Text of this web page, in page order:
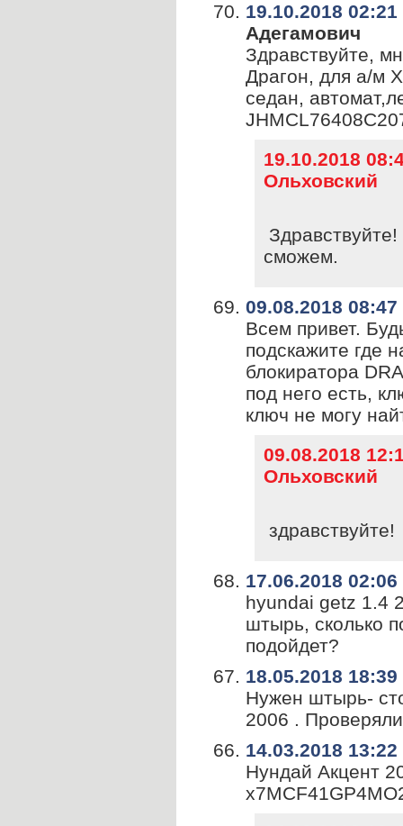
19.10.2018 02:21
Адегамович
Здравствуйте,
Драгон, для а/м
седан,
19.10.2018
Ольховский
сможем.
09.08.2018 08:47
Всем привет.
подскажите где
блокиратора
под него есть,
ключ не могу
09.08.2018
Ольховский
17.06.2018 02:06
hyundai getz 1.4
штырь, сколько
подойдет?
18.05.2018 18:39
Нужен штырь-
2006 .
14.03.2018 13:22
Нундай Акцент